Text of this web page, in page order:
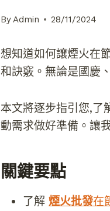
By Admin 28/11/2024
想知道如何讓煙火在
和訣竅。無論是國慶
本文將逐步指引您,了
動需求做好準備。讓
關鍵要點
了解 煙火批發在